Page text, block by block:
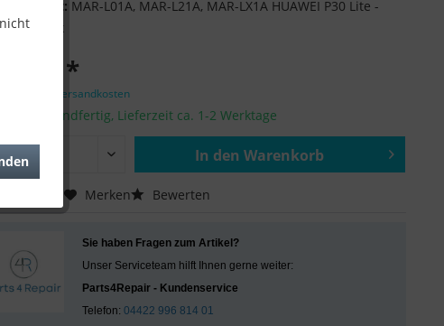
MAR-L01A, MAR-L21A, MAR-LX1A HUAWEI P30 Lite -
black
€ *
zzgl. Versandkosten
versandfertig, Lieferzeit ca. 1-2 Werktage
In den Warenkorb
Merken Bewerten
Sie haben Fragen zum Artikel?
Unser Serviceteam hilft Ihnen gerne weiter:
Parts4Repair - Kundenservice
Telefon:04422 996 814 01